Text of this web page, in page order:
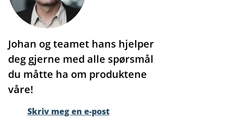
Johan og teamet hans hjelper
deg gjerne med alle spørsmål
du måtte ha om produktene
våre!
Skriv meg en e-post